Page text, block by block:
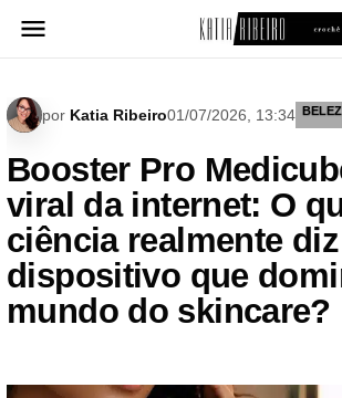
para
por Katia Ribeiro01/07/2026, 13:34
Booster Pro
viral da internet: O
ciência realmente
dispositivo que
mundo do skincare?